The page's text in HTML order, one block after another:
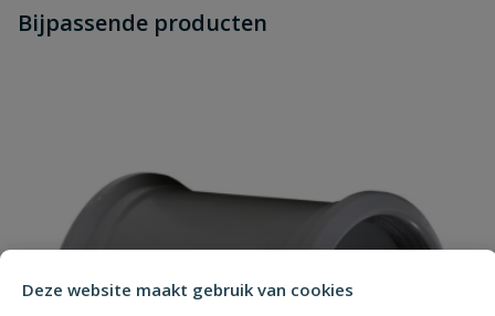
Deze website maakt gebruik van cookies
dit product?
Schrijf zelf een beoordeling
Bijpassende producten